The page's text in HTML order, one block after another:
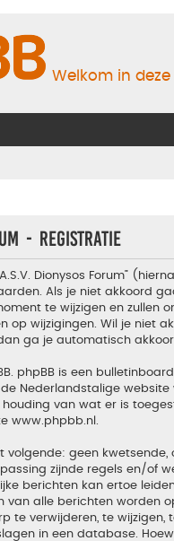
Welkom in
- Registratie
Dionysos Forum”
Als je niet akkoord
te wijzigen en zullen
op wijzigingen. Wil je niet
dan ga je automatisch
phpBB is een
Nederlandstalige website
van wat er is
www.phpbb.nl
geen kwetsende,
zijnde regels en/of
berichten kan ertoe
van alle berichten worden
te verwijderen, te
in een database.